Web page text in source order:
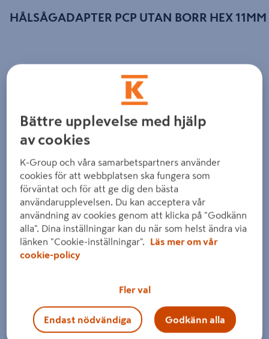
HÅLSÅGADAPTER PCP UTAN BORR HEX 11MM
Dra på bilden för att zooma in
Bättre upplevelse med hjälp
av cookies
K-Group och våra samarbetspartners använder
cookies för att webbplatsen ska fungera som
förväntat och för att ge dig den bästa
användarupplevelsen. Du kan acceptera vår
användning av cookies genom att klicka på "Godkänn
alla". Dina inställningar kan du när som helst ändra via
länken "Cookie-inställningar".
Läs mer om vår
cookie-policy
Fler val
Endast nödvändiga Godkänn alla